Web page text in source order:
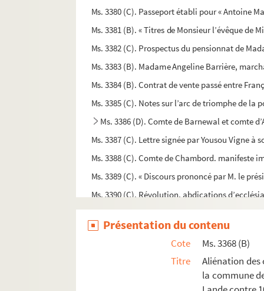
Ms. 3380 (C). Passeport établi pour « Antoine
Ms. 3381 (B). « Titres de Monsieur l’évêque
Ms. 3382 (C). Prospectus du pensionnat de
Ms. 3383 (B). Madame Angeline Barrière,
Ms. 3384 (B). Contrat de vente passé entre
Ms. 3385 (C). Notes sur l’arc de triomphe de la
Ms. 3386 (D). Comte de Barnewal et comte
Ms. 3387 (C). Lettre signée par Yousou Vigne à
Ms. 3388 (C). Comte de Chambord. manifeste
Ms. 3389 (C). « Discours prononcé par M. le
Ms. 3390 (C). Révolution, abdications
Ms. 3391 (D). De Villèle, lettre autographe à
Ms. 3392 (A). « Les présidens et trésoriers
Ms. 3393 (A). « Magister Sicardus de
Ms. 3394 (A). Les Académiciens espagnols
Ms. 3395 (B). J. de Montenon, lettre du 18 juin
Présentation du contenu
Cote
Ms. 3368 (B)
Titre
Aliénation
la commune